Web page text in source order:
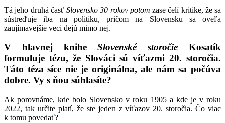
Tá jeho druhá časť Slovensko 30 rokov potom zase čelí kritike, že sa
sústreďuje iba na politiku, pričom na Slovensku sa oveľa
zaujímavejšie veci dejú mimo nej.
V hlavnej kniheSlovenské storočie Kosatík
formuluje tézu, že Slováci sú víťazmi 20. storočia.
Táto téza síce nie je originálna, ale nám sa počúva
dobre. Vy s ňou súhlasíte?
Ak porovnáme, kde bolo Slovensko v roku 1905 a kde je v roku
2022, tak určite platí, že ste jeden z víťazov 20. storočia. Čo viac
k tomu povedať?